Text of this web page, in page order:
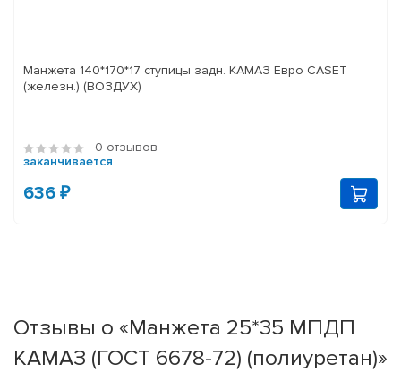
Манжета 140*170*17 ступицы задн. КАМАЗ Евро CASET
(железн.) (ВОЗДУХ)
0 отзывов
заканчивается
636 ₽
Отзывы о «Манжета 25*35 МПДП
КАМАЗ (ГОСТ 6678-72) (полиуретан)»